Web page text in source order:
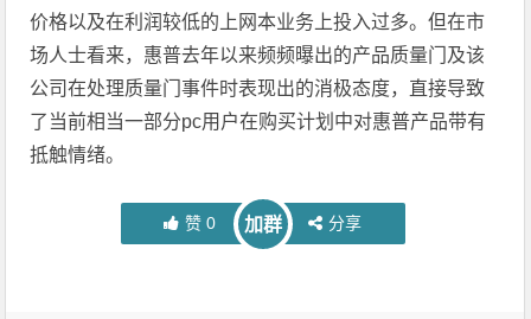
价格以及在利润较低的上网本业务上投入过多。但在市
场人士看来，惠普去年以来频频曝出的产品质量门及该
公司在处理质量门事件时表现出的消极态度，直接导致
了当前相当一部分pc用户在购买计划中对惠普产品带有
抵触情绪。
赞 0 加群 分享